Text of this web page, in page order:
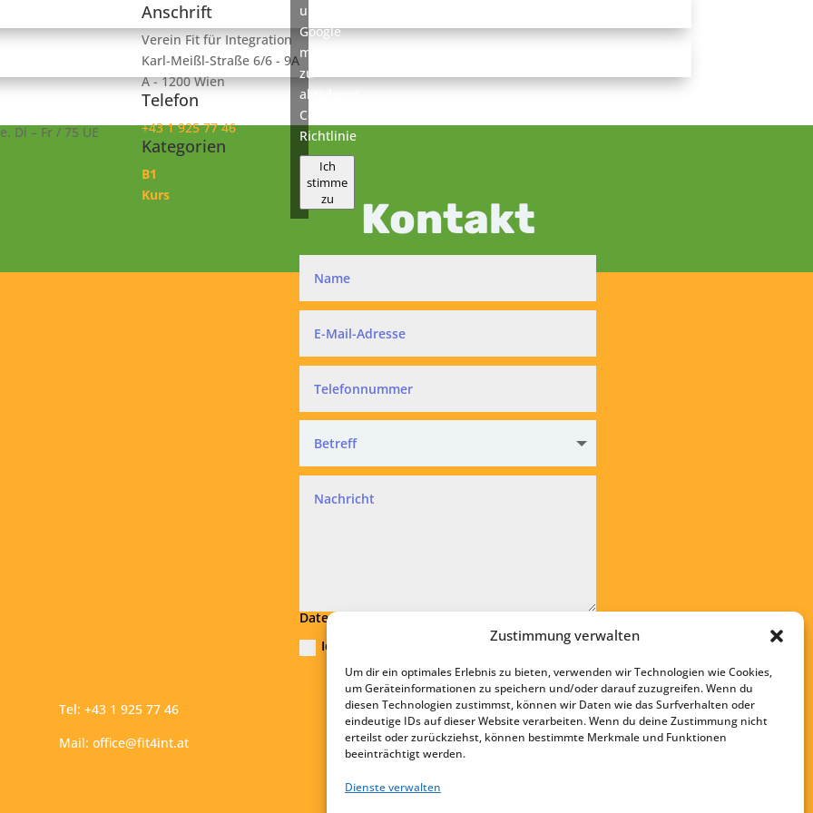
Zustimmung verwalten
Um dir ein optimales Erlebnis zu bieten, verwenden wir Technologien wie Cookies,
um Geräteinformationen zu speichern und/oder darauf zuzugreifen. Wenn du
diesen Technologien zustimmst, können wir Daten wie das Surfverhalten oder
eindeutige IDs auf dieser Website verarbeiten. Wenn du deine Zustimmung nicht
erteilst oder zurückziehst, können bestimmte Merkmale und Funktionen
beeinträchtigt werden.
Dienste verwalten
Di – Fr / 75 UE
Anschrift
Verein Fit für Integration
Karl-Meißl-Straße 6/6 - 9A
A - 1200 Wien
Telefon
+43 1 925 77 46
Kategorien
B1
Kurs
um
Google
maps
zu
aktivieren
Cookie-
Richtlinie
Ich
stimme
zu
Kontakt
Datenschutz
Ich akzeptiere die
Datenschutzvereinbarung
Absenden
Tel: +43 1 925 77 46
Mail: office@fit4int.at
Startseite
Kontakt
Impressum
Datenschutz